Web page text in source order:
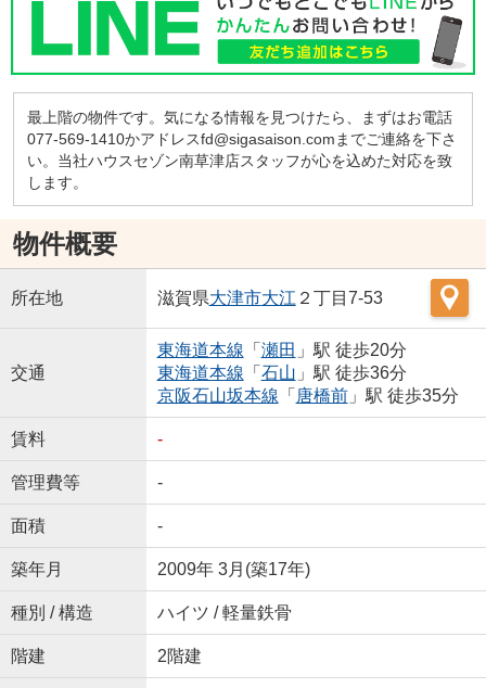
最上階の物件です。気になる情報を見つけたら、まずはお電話
077-569-1410かアドレスfd@sigasaison.comまでご連絡を下さ
い。当社ハウスセゾン南草津店スタッフが心を込めた対応を致
します。
物件概要
所在地 滋賀県大津市大江 ２丁目7-53
交通
東海道本線 「 瀬田 」駅 徒歩20分
東海道本線 「 石山 」駅 徒歩36分
京阪石山坂本線 「 唐橋前」駅 徒歩35分
賃料 -
管理費等 -
面積 -
築年月 2009年 3月(築17年)
種別 / 構造 ハイツ / 軽量鉄骨
階建 2階建